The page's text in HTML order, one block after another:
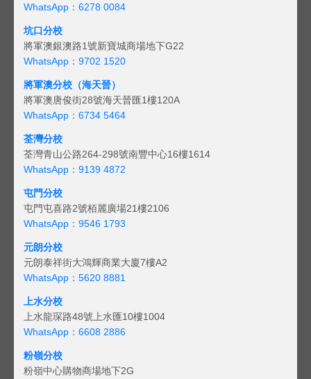
WhatsApp：6278 0084
坑口分校
將軍澳銀澳路1號新寶城商場地下G22
WhatsApp：9702 1520
將軍澳分校（海天晉）
將軍澳唐俊街28號海天晉匯1樓120A
WhatsApp：6734 5464
荃灣分校
荃灣青山公路264-298號南豐中心16樓1614
WhatsApp：9139 4872
屯門分校
屯門屯喜路2號栢麗廣場21樓2106
WhatsApp：9546 1793
元朗分校
元朗泰祥街大鴻輝商業大廈7樓A2
WhatsApp：5620 8881
上水分校
上水龍琛路48號上水匯10樓1004
WhatsApp：6608 2886
粉嶺分校
粉嶺中心購物商場地下2G